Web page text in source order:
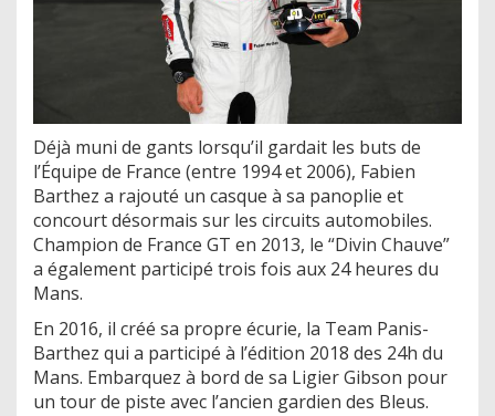
Déjà muni de gants lorsqu’il gardait les buts de
l’Équipe de France (entre 1994 et 2006), Fabien
Barthez a rajouté un casque à sa panoplie et
concourt désormais sur les circuits automobiles.
Champion de France GT en 2013, le “Divin Chauve”
a également participé trois fois aux 24 heures du
Mans.
En 2016, il créé sa propre écurie, la Team Panis-
Barthez qui a participé à l’édition 2018 des 24h du
Mans. Embarquez à bord de sa Ligier Gibson pour
un tour de piste avec l’ancien gardien des Bleus.